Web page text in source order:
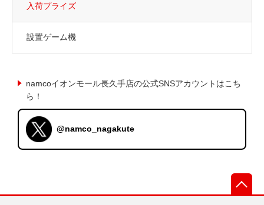
入荷プライズ
設置ゲーム機
namcoイオンモール長久手店の公式SNSアカウントはこち
ら！
@namco_nagakute